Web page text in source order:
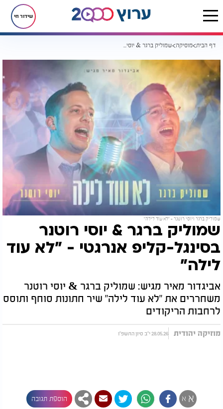
שידור חי
דף הבית מוסיקה שמוליק ברגר & יוסי רוטנר בסינגל-קליפ אנרגטי - "לא עוד לילה"
שמוליק ברגר ויוסי רוטנר - "לא עוד לילה"
שמוליק ברגר & יוסי רוטנר
בסינגל-קליפ אנרגטי - "לא עוד
לילה"
אביגדור מאיר מגיש: שמוליק ברגר & יוסי רוטנר
משחררים את "לא עוד לילה" שיר חתונות סוחף ותוסס
לרחבות הריקודים
מוזיקה יהודית 28.05.26 י"ב סיון התשפ"ו
א א הוספת תגובה